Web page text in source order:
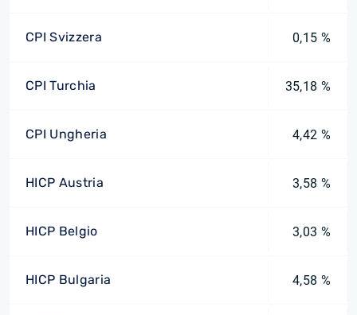
CPI Svizzera 0,15 %
CPI Turchia 35,18 %
CPI Ungheria 4,42 %
HICP Austria 3,58 %
HICP Belgio 3,03 %
HICP Bulgaria 4,58 %